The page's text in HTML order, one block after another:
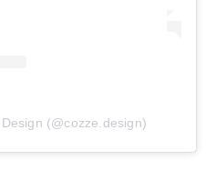
(@cozze.design)